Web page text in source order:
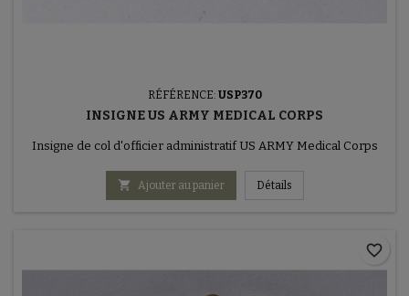
RÉFÉRENCE: USP370
INSIGNE US ARMY MEDICAL CORPS
Insigne de col d'officier administratif US ARMY Medical Corps
 Ajouter au panier Détails
favorite_border